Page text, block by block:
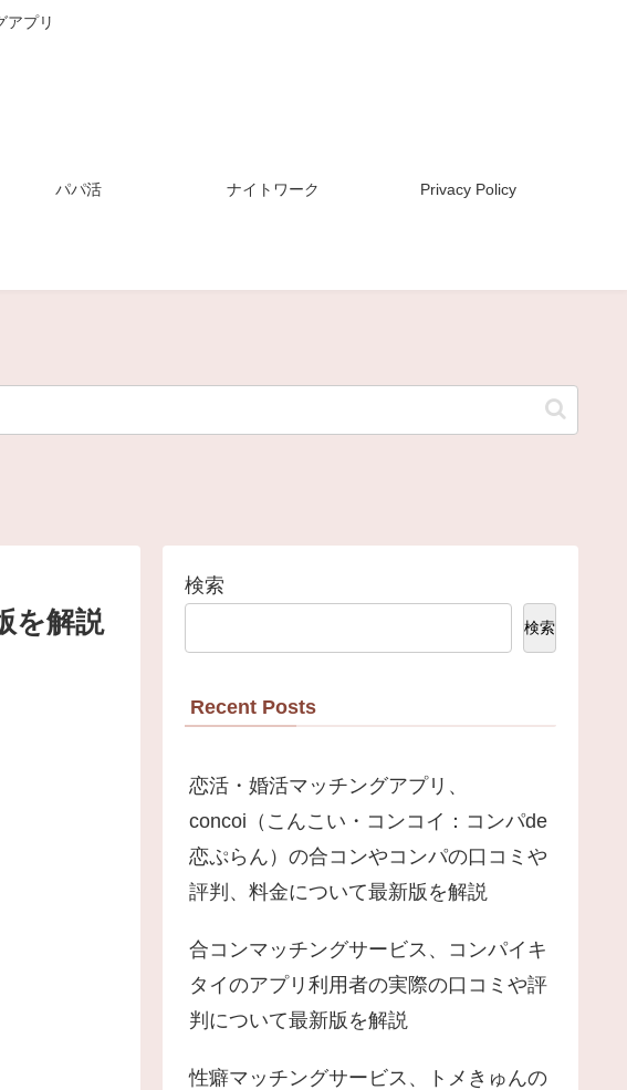
アプリ
パパ活 ナイトワーク Privacy Policy
を解説
検索
検索
Recent Posts
恋活・婚活マッチングアプリ、
concoi（こんこい・コンコイ：コンパde
恋ぷらん）の合コンやコンパの口コミや
評判、料金について最新版を解説
合コンマッチングサービス、コンパイキ
タイのアプリ利用者の実際の口コミや評
判について最新版を解説
性癖マッチングサービス、トメきゅんの